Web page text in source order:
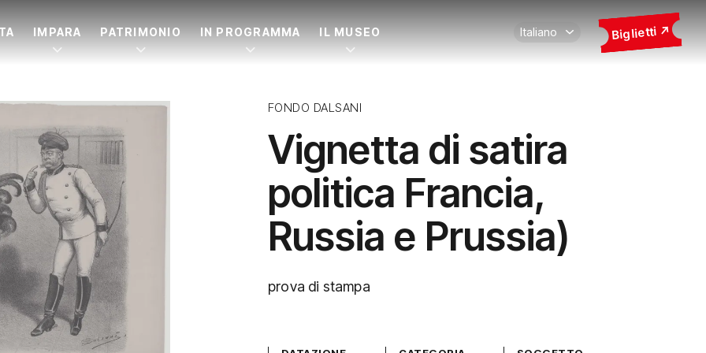
IMPARA PATRIMONIO IN PROGRAMMA IL MUSEO Biglietti
FONDO DALSANI
Vignetta di satira
politica Francia,
Russia e Prussia)
prova di stampa